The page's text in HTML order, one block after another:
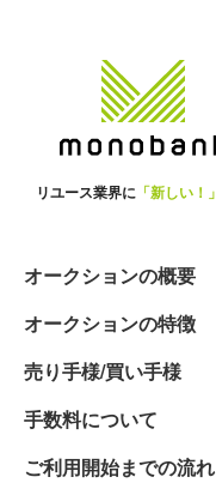
リユース業界に 「新しい！」
オークションの概要
オークションの特徴
売り手様/買い手様
手数料について
ご利用開始までの流れ